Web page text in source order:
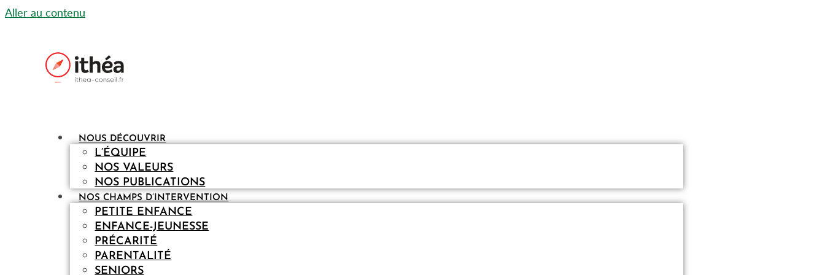
Aller au contenu
NOUS DÉCOUVRIR
L’ÉQUIPE
NOS VALEURS
NOS PUBLICATIONS
NOS CHAMPS D’INTERVENTION
PETITE ENFANCE
ENFANCE-JEUNESSE
PRÉCARITÉ
PARENTALITÉ
SENIORS